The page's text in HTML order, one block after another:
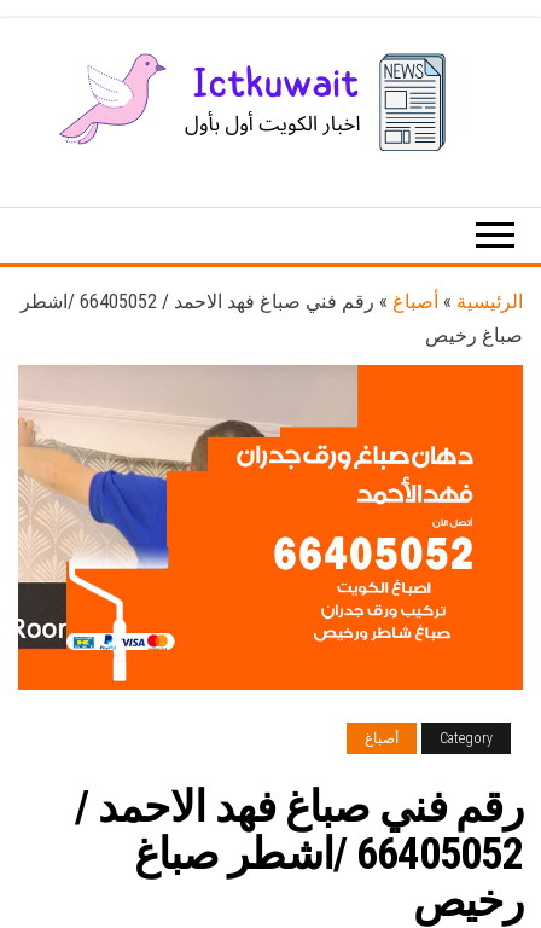
الكويت
الرئيسية » أصباغ »
رقم فني صباغ فهد الاحمد / 66405052 /اشطر
صباغ رخيص
Category أصباغ
رقم فني صباغ فهد الاحمد /
66405052 /اشطر صباغ
رخيص